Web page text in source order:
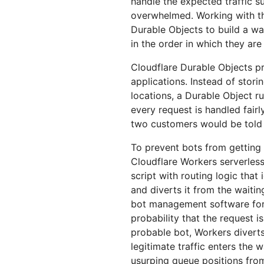
overwhelmed. Working with
Durable Objects to build a
in the order in which they
Cloudflare Durable Objects
applications. Instead of
locations, a Durable Object
every request is handled
two customers would be
To prevent bots from
Cloudflare Workers
script with routing logic that
and diverts it from the
bot management software
probability that the request
probable bot, Workers
legitimate traffic enters the
usurping queue positions